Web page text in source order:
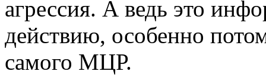
агрессия. А ведь это
действию, особенно
самого МЦР.